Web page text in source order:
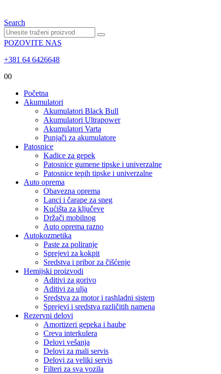
Search
POZOVITE NAS
+381 64 6426648
00
Početna
Akumulatori
Akumulatori Black Bull
Akumulatori Ultrapower
Akumulatori Varta
Punjači za akumulatore
Patosnice
Kadice za gepek
Patosnice gumene tipske i univerzalne
Patosnice tepih tipske i univerzalne
Auto oprema
Obavezna oprema
Lanci i čarape za sneg
Kućišta za ključeve
Držači mobilnog
Auto oprema razno
Autokozmetika
Paste za poliranje
Sprejevi za kokpit
Sredstva i pribor za čišćenje
Hemijski proizvodi
Aditivi za gorivo
Aditivi za ulja
Sredstva za motor i rashladni sistem
Sprejevi i sredstva različitih namena
Rezervni delovi
Amortizeri gepeka i haube
Creva interkulera
Delovi vešanja
Delovi za mali servis
Delovi za veliki servis
Filteri za sva vozila